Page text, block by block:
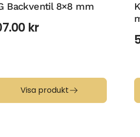
Backventil 8×8 mm
kr
Visa produkt